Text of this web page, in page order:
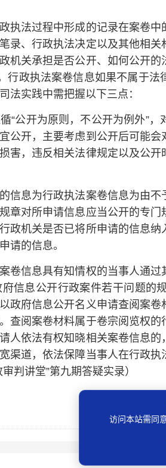
法过程中形成的记录在案卷中
录、行政执法决定以及其他相
机关承担是否公开、如何公开
行政执法案卷信息如果不属于法
法实践中需把握以下三点：
公开为原则，不公开为例外”，
公开，主要考虑到公开后可能会
害，违反相关法律规定以及公
息为行政执法案卷信息为由不
章对所申请信息应当公开的专
政机关是否已将所申请的信息纳
请的信息。
信息具有知情权的当事人通过
信息公开行政案件若干问题的
政府信息公开名义申请查阅案
查阅案卷材料属于卷宗阅览权
人依法有权知晓相关案卷信息的
渠道，依法保障当事人在行政执
判讲堂”第九期答疑实录）
访问本站需同